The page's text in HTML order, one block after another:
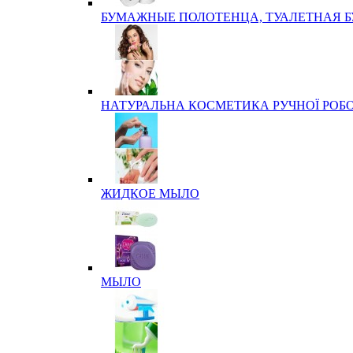
БУМАЖНЫЕ ПОЛОТЕНЦА, ТУАЛЕТНАЯ
НАТУРАЛЬНА КОСМЕТИКА РУЧНОЇ
ЖИДКОЕ МЫЛО
МЫЛО